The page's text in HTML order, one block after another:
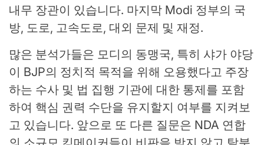
내무 장관이 있습니다. 마지막 Modi 정부의 국
방, 도로, 고속도로, 대외 문제 및 재정.
많은 분석가들은 모디의 동맹국, 특히 샤가 야당
이 BJP의 정치적 목적을 위해 오용했다고 주장
하는 수사 및 법 집행 기관에 대한 통제를 포함
하여 핵심 권력 수단을 유지할지 여부를 지켜보
고 있습니다. 앞으로 또 다른 질문은 NDA 연합